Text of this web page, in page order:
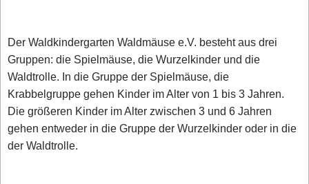
Der Waldkindergarten Waldmäuse e.V. besteht aus drei
Gruppen: die Spielmäuse, die Wurzelkinder und die
Waldtrolle. In die Gruppe der Spielmäuse, die
Krabbelgruppe gehen Kinder im Alter von 1 bis 3 Jahren.
Die größeren Kinder im Alter zwischen 3 und 6 Jahren
gehen entweder in die Gruppe der Wurzelkinder oder in die
der Waldtrolle.